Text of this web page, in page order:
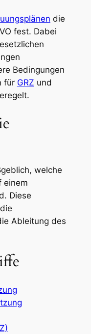
die
fest. Dabei
Bedingungen
für GRZ und
welche
einem
Diese
Ableitung des